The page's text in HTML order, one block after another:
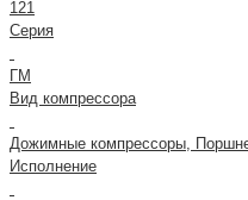
121
Серия
ГМ
Вид компрессора
Дожимные компрессоры,
Исполнение